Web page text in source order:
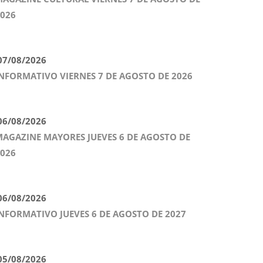
08/2026
VIERNES 7 DE AGOSTO DE 2026
08/2026
MAYORES JUEVES 6 DE AGOSTO DE
08/2026
JUEVES 6 DE AGOSTO DE 2027
08/2026